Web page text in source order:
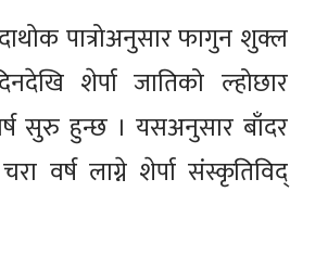
पात्रोअनुसार फागुन शुक्ल
शेर्पा जातिको ल्होछार
सुरु हुन्छ । यसअनुसार बाँदर
वर्ष लाग्ने शेर्पा संस्कृतिविद्